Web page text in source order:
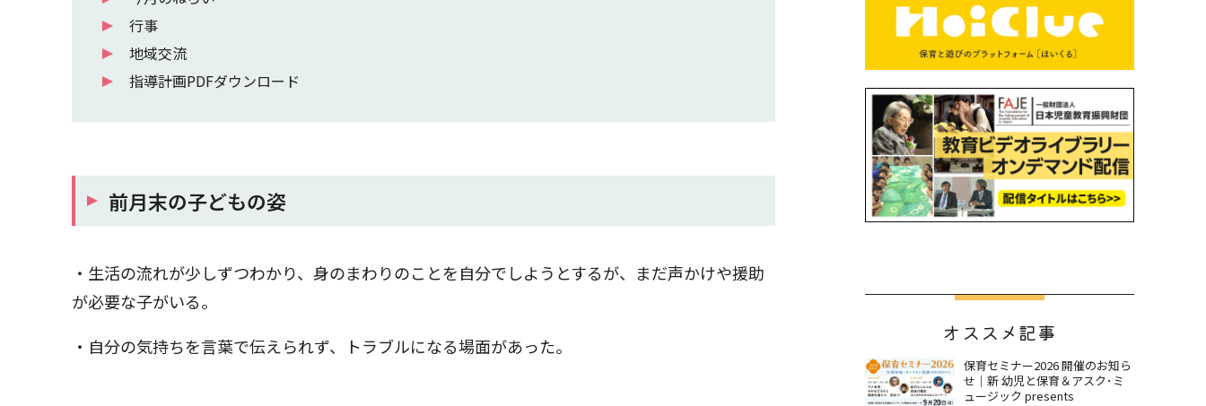
行事
地域交流
指導計画PDFダウンロード
前月末の子どもの姿
・生活の流れが少しずつわかり、身のまわりのことを自分でしようとするが、まだ声かけや援助
が必要な子がいる。
・自分の気持ちを言葉で伝えられず、トラブルになる場面があった。
オススメ記事
保育セミナー2026 開催のお知ら
せ｜新 幼児と保育＆アスク･ミ
ュージック presents